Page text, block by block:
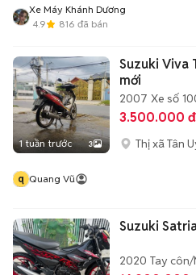
Xe Máy Khánh Dương
4.9
816 đã bán
1 tuần trước 3
Suzuki Viva
mới
2007 Xe số
3.500.000 đ
Thị xã Tân
q Quang Vũ
Suzuki
2020 Tay